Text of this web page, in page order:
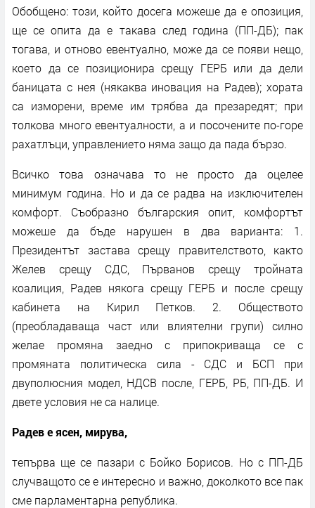
Обобщено: този, който досега можеше да е опозиция,
ще се опита да е такава след година (ПП-ДБ); пак
тогава, и отново евентуално, може да се появи нещо,
което да се позиционира срещу ГЕРБ или да дели
баницата с нея (някаква иновация на Радев); хората
са изморени, време им трябва да презаредят; при
толкова много евентуалности, а и посочените по-горе
рахатлъци, управлението няма защо да пада бързо.
Всичко това означава то не просто да оцелее
минимум година. Но и да се радва на изключителен
комфорт. Съобразно българския опит, комфортът
можеше да бъде нарушен в два варианта: 1.
Президентът застава срещу правителството, както
Желев срещу СДС, Първанов срещу тройната
коалиция, Радев някога срещу ГЕРБ и после срещу
кабинета на Кирил Петков. 2. Обществото
(преобладаваща част или влиятелни групи) силно
желае промяна заедно с припокриваща се с
промяната политическа сила - СДС и БСП при
двуполюсния модел, НДСВ после, ГЕРБ, РБ, ПП-ДБ. И
двете условия не са налице.
Радев е ясен, мирува,
тепърва ще се пазари с Бойко Борисов. Но с ПП-ДБ
случващото се е интересно и важно, доколкото все пак
сме парламентарна република.